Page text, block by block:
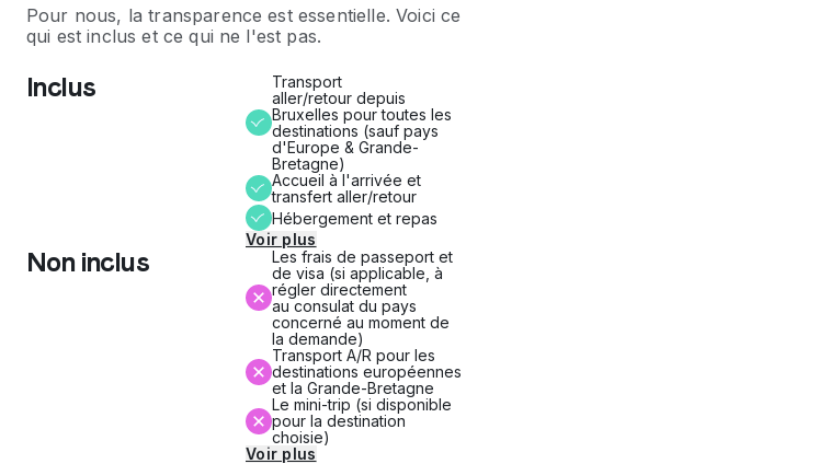
Pour nous, la transparence est essentielle. Voici ce
qui est inclus et ce qui ne l'est pas.
Inclus
Transport
aller/retour depuis
Bruxelles pour toutes les
destinations (sauf pays
d'Europe & Grande-
Bretagne)
Accueil à l'arrivée et
transfert aller/retour
Hébergement et repas
Voir plus
Non inclus
Les frais de passeport et
de visa (si applicable, à
régler directement
au consulat du pays
concerné au moment de
la demande)
Transport A/R pour les
destinations européennes
et la Grande-Bretagne
Le mini-trip (si disponible
pour la destination
choisie)
Voir plus